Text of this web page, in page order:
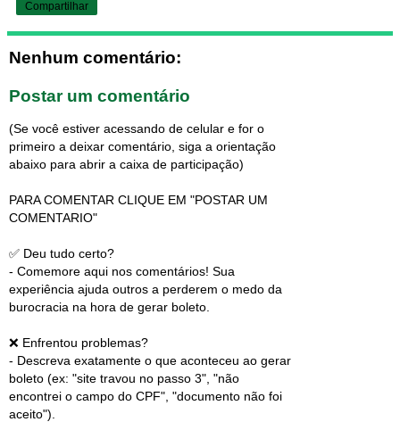
Compartilhar
Nenhum comentário:
Postar um comentário
(Se você estiver acessando de celular e for o
primeiro a deixar comentário, siga a orientação
abaixo para abrir a caixa de participação)
PARA COMENTAR CLIQUE EM "POSTAR UM
COMENTARIO"
✅ Deu tudo certo?
- Comemore aqui nos comentários! Sua
experiência ajuda outros a perderem o medo da
burocracia na hora de gerar boleto.
❌ Enfrentou problemas?
- Descreva exatamente o que aconteceu ao gerar
boleto (ex: "site travou no passo 3", "não
encontrei o campo do CPF", "documento não foi
aceito").